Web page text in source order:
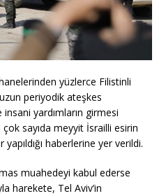
yüzlerce Filistinli
periyodik ateşkes
insani yardımların girmesi
çok sayıda meyyit İsrailli esirin
haberlerine yer verildi.
muahedeyi kabul ederse
harekete, Tel Aviv’in